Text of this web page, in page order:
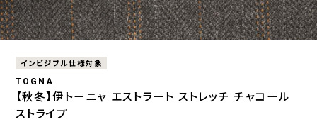
インビジブル仕様対象
TOGNA
【秋冬】伊トーニャ エストラート ストレッチ チャコール
ストライプ